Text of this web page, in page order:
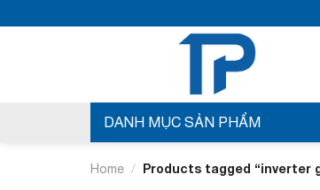
qua
DANH MỤC SẢN PHẨM
Home / Products tagged “inverter